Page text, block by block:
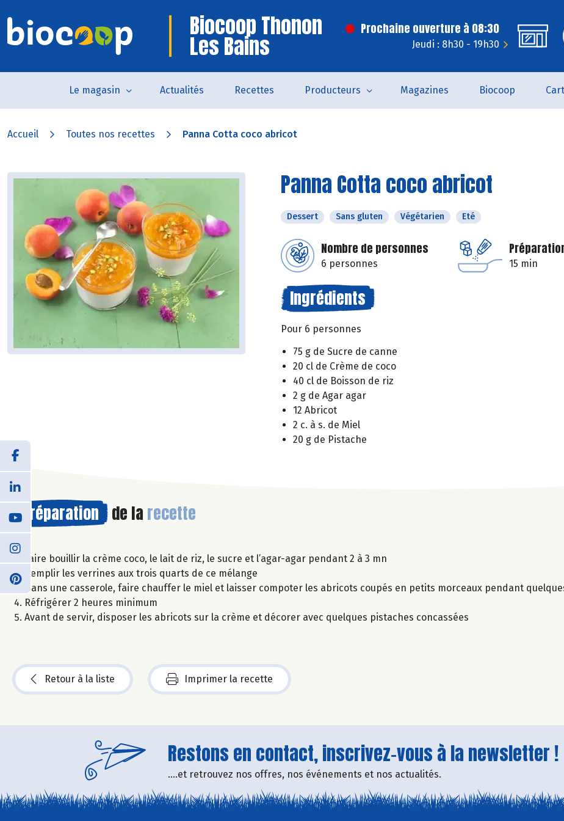
Biocoop Thonon
Les Bains
Prochaine ouverture à 08:30
Jeudi : 8h30 - 19h30
Le magasin Actualités Recettes Producteurs Magazines Biocoop
Accueil Toutes nos recettes Panna Cotta coco abricot
Panna Cotta coco abricot
Dessert Sans gluten Végétarien Eté
Nombre de personnes
6 personnes 15 min
Ingrédients
Pour 6 personnes
75 g de Sucre de canne
20 cl de Crème de coco
40 cl de Boisson de riz
2 g de Agar agar
12 Abricot
2 c. à s. de Miel
20 g de Pistache
Préparation de la recette
Faire bouillir la crème coco, le lait de riz, le sucre et l’agar-agar pendant 2 à 3 mn
Remplir les verrines aux trois quarts de ce mélange
Dans une casserole, faire chauffer le miel et laisser compoter les abricots coupés en petits morceaux pendant
Réfrigérer 2 heures minimum
Avant de servir, disposer les abricots sur la crème et décorer avec quelques pistaches concassées
Retour à la liste Imprimer la recette
Restons en contact, inscrivez-vous à la newsletter !
....et retrouvez nos offres, nos événements et nos actualités.